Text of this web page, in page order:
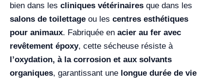
bien dans les cliniques vétérinaires que dans les
salons de toilettage ou les centres esthétiques
pour animaux. Fabriquée en acier au fer avec
revêtement époxy, cette sécheuse résiste à
l’oxydation, à la corrosion et aux solvants
organiques, garantissant une longue durée de vie